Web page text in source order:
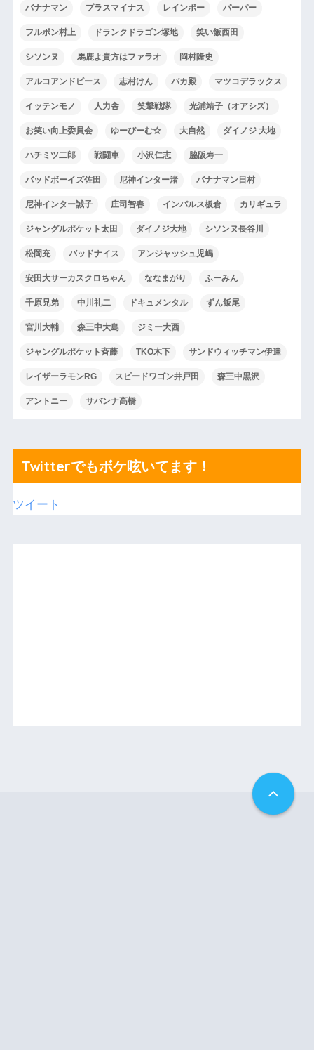
バナナマン プラスマイナス レインボー パーパー
フルポン村上 ドランクドラゴン塚地 笑い飯西田
シソンヌ 馬鹿よ貴方はファラオ 岡村隆史
アルコアンドピース 志村けん バカ殿 マツコデラックス
イッテンモノ 人力舎 笑撃戦隊 光浦靖子（オアシズ）
お笑い向上委員会 ゆーびーむ☆ 大自然 ダイノジ 大地
ハチミツ二郎 戦闘車 小沢仁志 脇阪寿一
バッドボーイズ佐田 尼神インター渚 バナナマン日村
尼神インター誠子 庄司智春 インパルス板倉 カリギュラ
ジャングルポケット太田 ダイノジ大地 シソンヌ長谷川
松岡充 バッドナイス アンジャッシュ児嶋
安田大サーカスクロちゃん ななまがり ふーみん
千原兄弟 中川礼二 ドキュメンタル ずん飯尾
宮川大輔 森三中大島 ジミー大西
ジャングルポケット斉藤 TKO木下 サンドウィッチマン伊達
レイザーラモンRG スピードワゴン井戸田 森三中黒沢
アントニー サバンナ高橋
Twitterでもボケ呟いてます！
ツイート